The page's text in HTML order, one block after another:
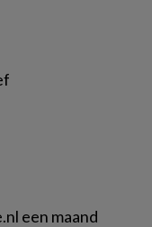
een maand